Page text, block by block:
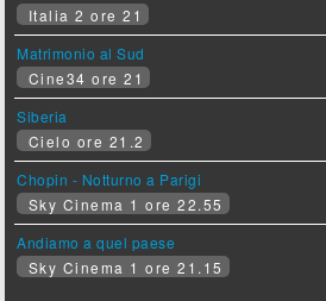
Italia 2 ore 21
Matrimonio al Sud
Cine34 ore 21
Siberia
Cielo ore 21.2
Chopin - Notturno a Parigi
Sky Cinema 1 ore 22.55
Andiamo a quel paese
Sky Cinema 1 ore 21.15